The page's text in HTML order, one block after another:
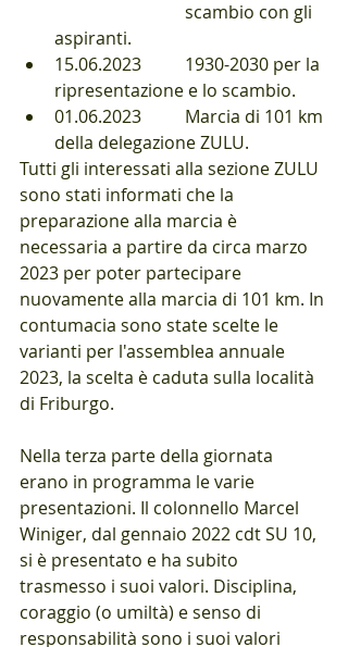
aspiranti.
15.06.2023 	1930-2030 per la
ripresentazione e lo scambio.
01.06.2023 	Marcia di 101 km
della delegazione ZULU.
Tutti gli interessati alla sezione ZULU
sono stati informati che la
preparazione alla marcia è
necessaria a partire da circa marzo
2023 per poter partecipare
nuovamente alla marcia di 101 km. In
contumacia sono state scelte le
varianti per l'assemblea annuale
2023, la scelta è caduta sulla località
di Friburgo.
Nella terza parte della giornata
erano in programma le varie
presentazioni. Il colonnello Marcel
Winiger, dal gennaio 2022 cdt SU 10,
si è presentato e ha subito
trasmesso i suoi valori. Disciplina,
coraggio (o umiltà) e senso di
responsabilità sono i suoi valori